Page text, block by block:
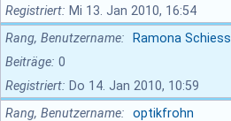
Registriert
Mi 13. Jan 2010, 16:54
Rang, Benutzername
Ramona Schiessl
Beiträge 0
Registriert
Do 14. Jan 2010, 10:59
Rang, Benutzername
optikfrohn